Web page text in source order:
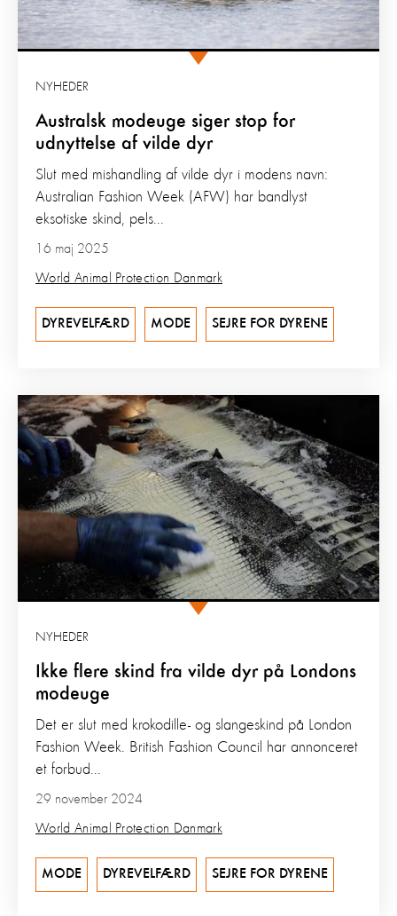
Australsk modeuge siger stop for
udnyttelse af vilde dyr
NYHEDER
16 maj 2025
World Animal Protection Danmark
Slut med mishandling af vilde dyr i modens navn:
Australian Fashion Week (AFW) har bandlyst
eksotiske skind, pels...
DYREVELFÆRD MODE SEJRE FOR DYRENE
Ikke flere skind fra vilde dyr på Londons
modeuge
NYHEDER
29 november 2024
World Animal Protection Danmark
Det er slut med krokodille- og slangeskind på London
Fashion Week. British Fashion Council har annonceret
et forbud...
MODE DYREVELFÆRD SEJRE FOR DYRENE